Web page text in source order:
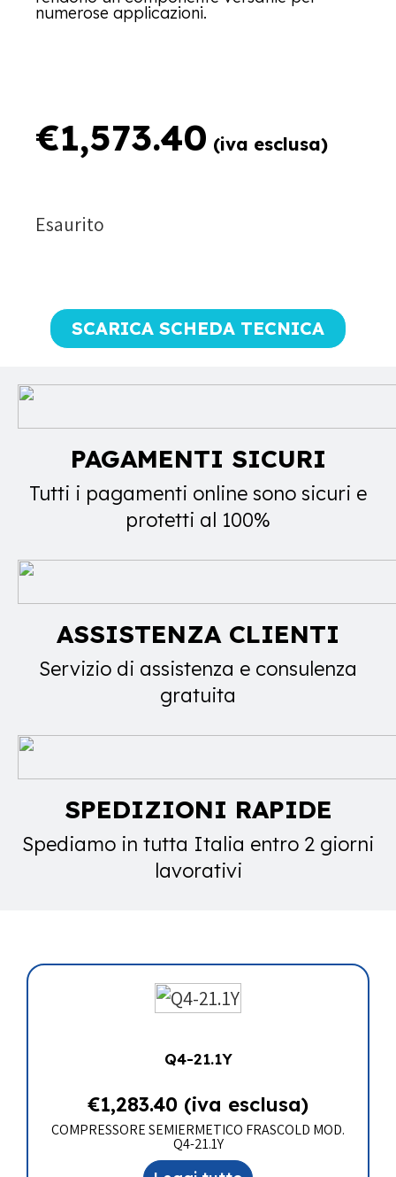
SCARICA SCHEDA TECNICA
numerose applicazioni.
€1,573.40 (iva esclusa)
Esaurito
PAGAMENTI SICURI
Tutti i pagamenti online sono sicuri e
protetti al 100%
ASSISTENZA CLIENTI
Servizio di assistenza e consulenza
gratuita
SPEDIZIONI RAPIDE
Spediamo in tutta Italia entro 2 giorni
lavorativi
Q4-21.1Y
€1,283.40 (iva esclusa)
COMPRESSORE SEMIERMETICO FRASCOLD MOD.
Q4-21.1Y